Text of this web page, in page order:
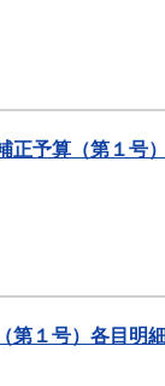
予算（第１号
１号）各目明